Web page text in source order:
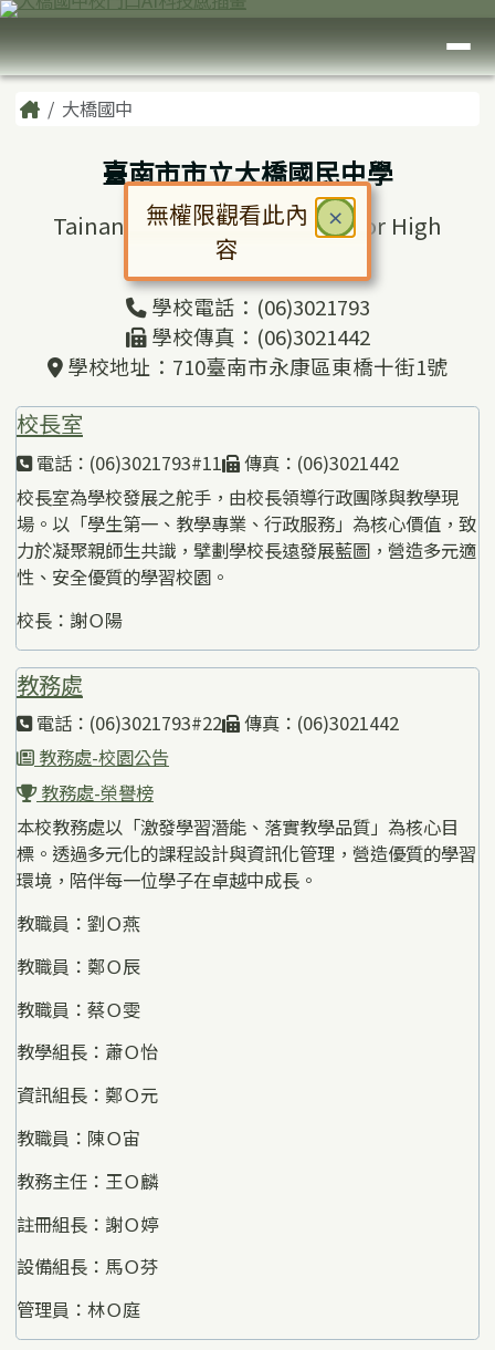
跳至主內容區
臺南市大橋國中
導覽列
主內容區域
Home大橋國中
臺南市市立大橋國民中學
Tainan Municipal Daciao Junior High
School
學校電話：(06)3021793
學校傳真：(06)3021442
學校地址：710臺南市永康區東橋十街1號
校長室
電話：(06)3021793#11
傳真：(06)3021442
校長室為學校發展之舵手，由校長領導行政團隊與教學現
場。以「學生第一、教學專業、行政服務」為核心價值，致
力於凝聚親師生共識，擘劃學校長遠發展藍圖，營造多元適
性、安全優質的學習校園。
校長：謝Ｏ陽
教務處
電話：(06)3021793#22
傳真：(06)3021442
教務處-校園公告
教務處-榮譽榜
本校教務處以「激發學習潛能、落實教學品質」為核心目
標。透過多元化的課程設計與資訊化管理，營造優質的學習
環境，陪伴每一位學子在卓越中成長。
教職員：劉Ｏ燕
教職員：鄭Ｏ辰
教職員：蔡Ｏ雯
教學組長：蕭Ｏ怡
資訊組長：鄭Ｏ元
教職員：陳Ｏ宙
教務主任：王Ｏ麟
註冊組長：謝Ｏ婷
設備組長：馬Ｏ芬
管理員：林Ｏ庭
頁尾區域
× 關閉
無權限觀看此內
容
對話框已開啟。請使用 Tab 鍵在